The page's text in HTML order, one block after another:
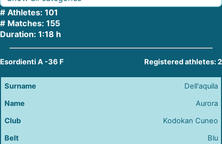
# Athletes: 101
# Matches: 155
Duration: 1:18 h
Esordienti A -36 F Registered athletes: 2
Dell'aquila
Aurora
Kodokan Cuneo
Blu